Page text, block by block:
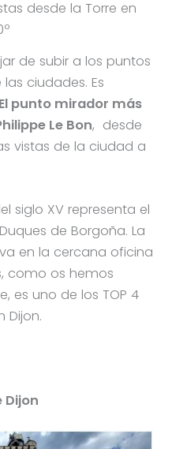
desde la Torre en
de subir a los puntos
ciudades. Es
El punto mirador más
Le Bon, desde
vistas de la ciudad a
siglo XV representa el
de Borgoña. La
en la cercana oficina
como os hemos
es uno de los TOP 4
Dijon.
Dijon